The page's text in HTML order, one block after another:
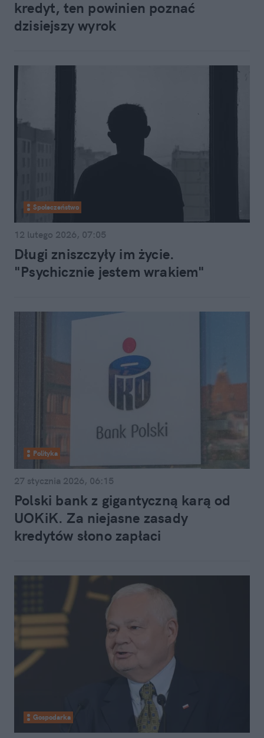
kredyt, ten powinien poznać
dzisiejszy wyrok
Społeczeństwo
12 lutego 2026, 07:05
Długi zniszczyły im życie.
"Psychicznie jestem wrakiem"
Polityka
27 stycznia 2026, 06:15
Polski bank z gigantyczną karą od
UOKiK. Za niejasne zasady
kredytów słono zapłaci
Gospodarka